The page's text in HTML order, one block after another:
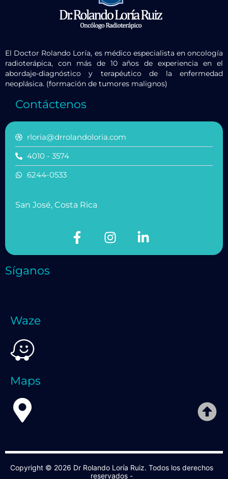
El Doctor Rolando Loría, es médico especialista en oncología
radioterápica, con más de 10 años de experiencia en el
abordaje-diagnóstico y terapéutico de la enfermedad
neoplásica. (formación de tumores malignos)
Contáctenos
rloria@drrolandoloria.com
4010 - 3574
6244-0533
San José, Costa Rica
Síganos
Waze
Maps
Copyright © 2026 Dr Rolando Loría Ruiz. Todos los derechos
reservados -